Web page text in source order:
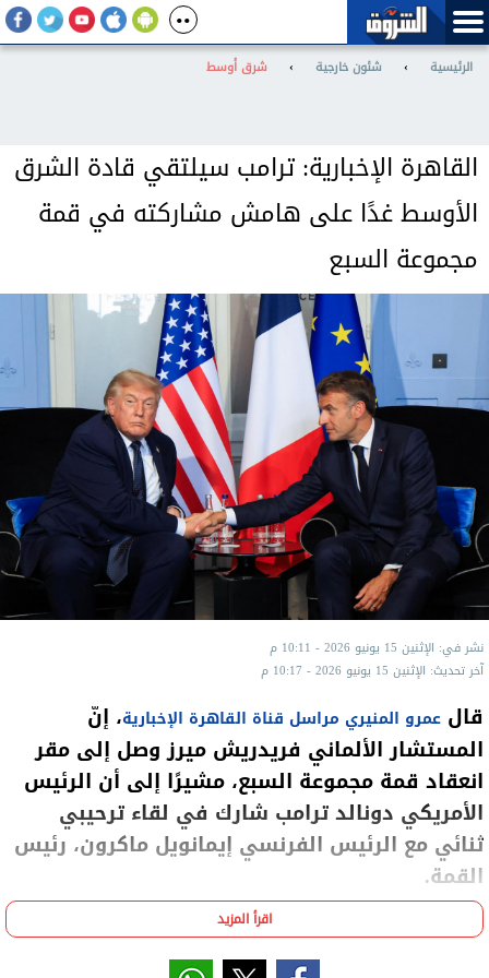
الرئيسية › شئون خارجية › شرق أوسط
القاهرة الإخبارية: ترامب سيلتقي قادة الشرق
الأوسط غدًا على هامش مشاركته في قمة
مجموعة السبع
نشر في: الإثنين 15 يونيو 2026 - 10:11 م
آخر تحديث: الإثنين 15 يونيو 2026 - 10:17 م
قال عمرو المنيري مراسل قناة القاهرة الإخبارية، إنّ
المستشار الألماني فريدريش ميرز وصل إلى مقر
انعقاد قمة مجموعة السبع، مشيرًا إلى أن الرئيس
الأمريكي دونالد ترامب شارك في لقاء ترحيبي
ثنائي مع الرئيس الفرنسي إيمانويل ماكرون، رئيس
القمة.
وأضاف في مداخلة مع الإعلامية مارينا المصري، مقدمة
برنامج مطروح للنقاش، عبر قناة القاهرة الإخبارية، أنّ هذا
اقرأ المزيد